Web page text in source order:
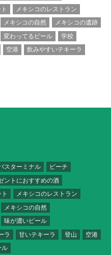
メキシコのレストラン
メキシコの自然
メキシコの遺跡
変わってるビール
学校
空港
飲みやすいテキーラ
スターミナル
ビーチ
ントにおすすめの酒
メキシコのレストラン
メキシコの自然
味が濃いビール
ラ 甘いテキーラ 登山
空港
ル